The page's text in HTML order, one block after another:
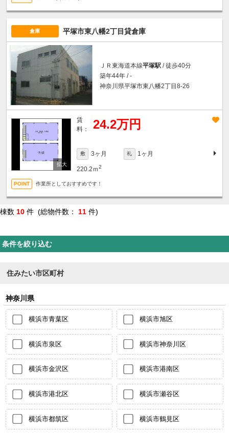
倉庫 平塚市東八幡2丁目貸倉庫
ＪＲ東海道本線平塚駅 / 徒歩40分
築年44年 / -
神奈川県平塚市東八幡2丁目8-26
賃
料：
24.2万円
敷 3ヶ月 礼 1ヶ月
220.2ｍ2
作業所としておすすめです！
棟数 10 件 (総物件数： 11 件)
条件を絞り込む
住みたい市区町村
神奈川県
横浜市青葉区 横浜市旭区
横浜市泉区 横浜市神奈川区
横浜市金沢区 横浜市港南区
横浜市港北区 横浜市瀬谷区
横浜市都筑区 横浜市鶴見区